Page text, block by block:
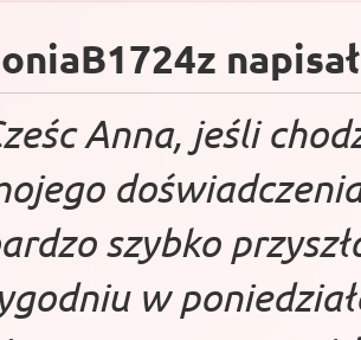
Anna, jeśli
szybko
w